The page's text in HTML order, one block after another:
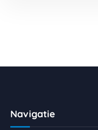
Navigatie